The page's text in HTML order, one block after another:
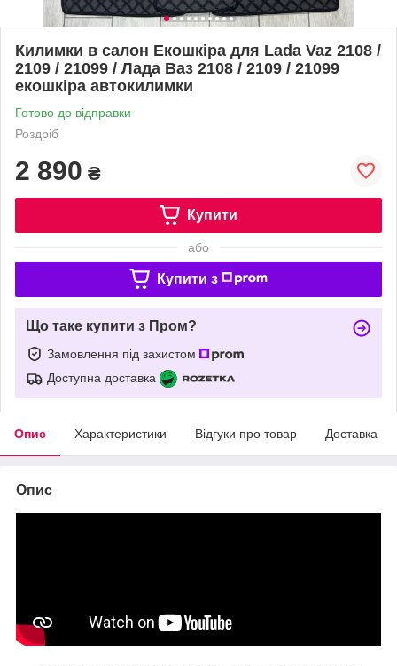
Килимки в салон Екошкіра для Lada Vaz 2108 /
2109 / 21099 / Лада Ваз 2108 / 2109 / 21099
екошкіра автокилимки
Готово до відправки
Роздріб
2 890 ₴
Купити
або
Купити з
Що таке купити з Пром?
Замовлення під захистом
Доступна доставка
Опис Характеристики Відгуки про товар Доставка
Опис